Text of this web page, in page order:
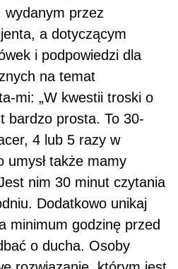
wydanym przez
a dotyczącym
i podpowiedzi dla
na temat
mi: „W kwestii troski o
bardzo prosta. To 30-
4 lub 5 razy w
umysł także mamy
nim 30 minut czytania
Dodatkowo unikaj
minimum godzinę przed
o ducha. Osoby